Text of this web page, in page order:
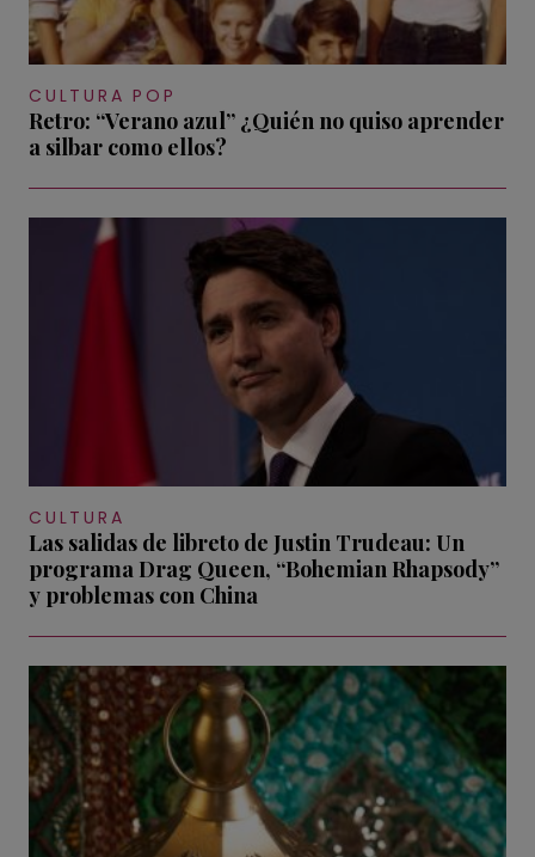
CULTURA POP
Retro: “Verano azul” ¿Quién no quiso aprender
a silbar como ellos?
CULTURA
Las salidas de libreto de Justin Trudeau: Un
programa Drag Queen, “Bohemian Rhapsody”
y problemas con China